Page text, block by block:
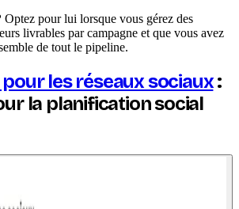
Optez pour lui lorsque vous gérez des
livrables par campagne et que vous avez
de tout le pipeline.
les réseaux sociaux:
la planification social